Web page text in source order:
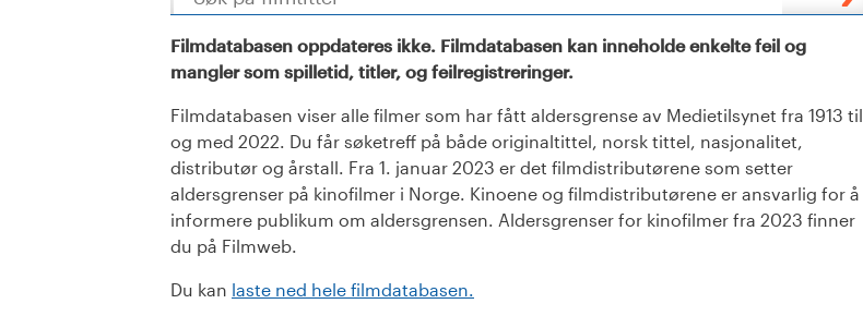
Filmdatabasen oppdateres ikke. Filmdatabasen kan inneholde enkelte feil og
mangler som spilletid, titler, og feilregistreringer.
Filmdatabasen viser alle filmer som har fått aldersgrense av Medietilsynet fra 1913 til
og med 2022. Du får søketreff på både originaltittel, norsk tittel, nasjonalitet,
distributør og årstall. Fra 1. januar 2023 er det filmdistributørene som setter
aldersgrenser på kinofilmer i Norge. Kinoene og filmdistributørene er ansvarlig for å
informere publikum om aldersgrensen. Aldersgrenser for kinofilmer fra 2023 finner
du på Filmweb.
Du kan laste ned hele filmdatabasen.